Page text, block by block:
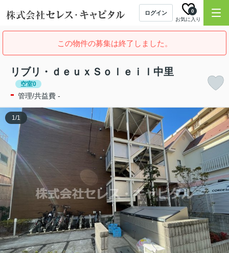
ログイン
お気に入り
0
この物件の募集は終了しました。
リブリ・ｄｅｕｘＳｏｌｅｉｌ中里
空室0
- 管理/共益費 -
1/1